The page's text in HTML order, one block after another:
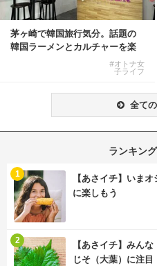
茅ヶ崎で韓国旅行気分。話題の
韓国ラーメンとカルチャーを楽
#オトナ女
子ライフ
全て
ランキン
【あさイチ】いま
に楽しもう
1
【あさイチ】みん
じそ（大葉）に注目
2